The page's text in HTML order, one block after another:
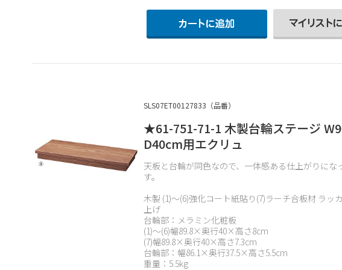
SLS07ET00127833（品番）
★61-751-71-1 木製台輪ステージ
D40cm用エクリュ
天板と台輪が同色なので、一体感ある仕上がりにな
す。
木製 (1)～(6)強化コート紙貼り(7)ラーチ合板材 ラッ
上げ
台輪部：メラミン化粧板
(1)～(6)幅89.8×奥行40×高さ8cm
(7)幅89.8×奥行40×高さ7.3cm
台輪部：幅86.1×奥行37.5×高さ5.5cm
重量：5.5kg